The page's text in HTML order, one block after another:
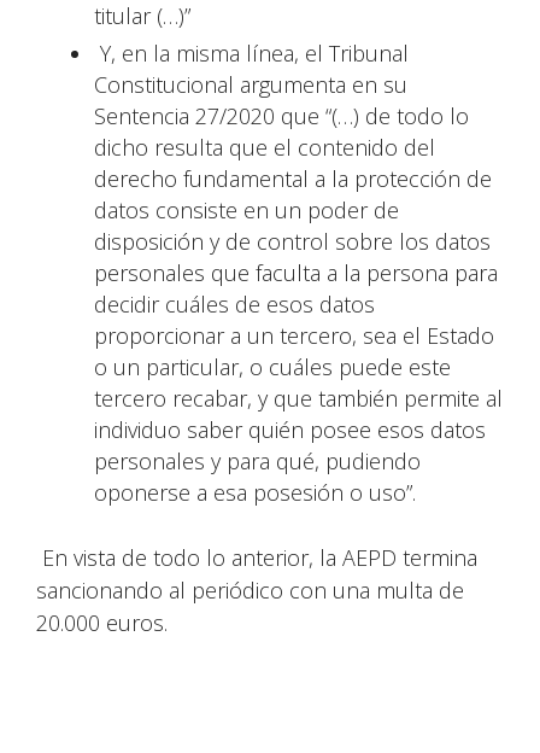
titular (…)”
Y, en la misma línea, el Tribunal
Constitucional argumenta en su
Sentencia 27/2020 que “(…) de todo lo
dicho resulta que el contenido del
derecho fundamental a la protección de
datos consiste en un poder de
disposición y de control sobre los datos
personales que faculta a la persona para
decidir cuáles de esos datos
proporcionar a un tercero, sea el Estado
o un particular, o cuáles puede este
tercero recabar, y que también permite al
individuo saber quién posee esos datos
personales y para qué, pudiendo
oponerse a esa posesión o uso”.
En vista de todo lo anterior, la AEPD termina
sancionando al periódico con una multa de
20.000 euros.